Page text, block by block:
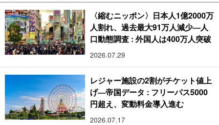
〈縮むニッポン〉日本人1億2000万
人割れ、過去最大91万人減少―人
口動態調査 : 外国人は400万人突破
2026.07.29
レジャー施設の2割がチケット値上
げ―帝国データ : フリーパス5000
円超え、変動料金導入進む
2026.07.17